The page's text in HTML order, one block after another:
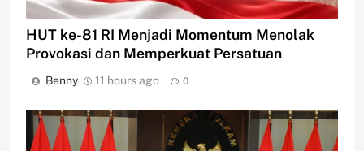
HUT ke-81 RI Menjadi Momentum Menolak
Provokasi dan Memperkuat Persatuan
Benny 11 hours ago 0